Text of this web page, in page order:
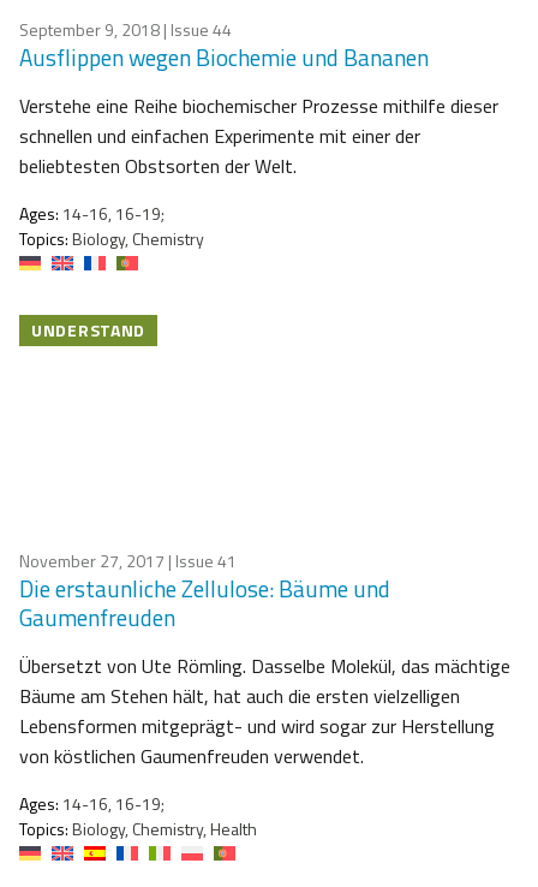
September 9, 2018| Issue 44
Ausflippen wegen Biochemie und Bananen
Verstehe eine Reihe biochemischer Prozesse mithilfe dieser
schnellen und einfachen Experimente mit einer der
beliebtesten Obstsorten der Welt.
Ages: 14-16, 16-19;
Topics:Biology, Chemistry
UNDERSTAND
November 27, 2017 | Issue 41
Die erstaunliche Zellulose: Bäume und
Gaumenfreuden
Übersetzt von Ute Römling. Dasselbe Molekül, das mächtige
Bäume am Stehen hält, hat auch die ersten vielzelligen
Lebensformen mitgeprägt- und wird sogar zur Herstellung
von köstlichen Gaumenfreuden verwendet.
Ages: 14-16, 16-19;
Topics:Biology, Chemistry, Health